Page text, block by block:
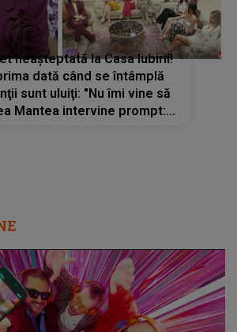
neașteptată la Casa Iubirii!
dată când se întâmplă
sunt uluiţi: "Nu îmi vine să
Mantea intervine prompt: